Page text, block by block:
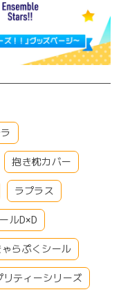
抱き枕カバー
ラプラス
ルD×D
ゃらぷくシール
リティーシリーズ